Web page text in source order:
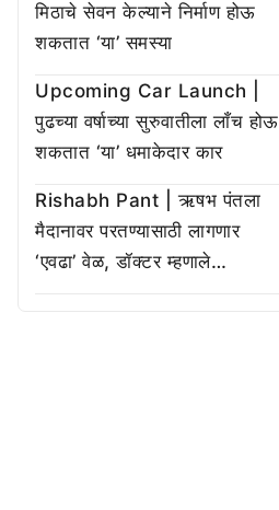
मिठाचे सेवन केल्याने निर्माण होऊ
शकतात ‘या’ समस्या
Upcoming Car Launch |
पुढच्या वर्षाच्या सुरुवातीला लाँच होऊ
शकतात ‘या’ धमाकेदार कार
Rishabh Pant | ऋषभ पंतला
मैदानावर परतण्यासाठी लागणार
‘एवढा’ वेळ, डॉक्टर म्हणाले…